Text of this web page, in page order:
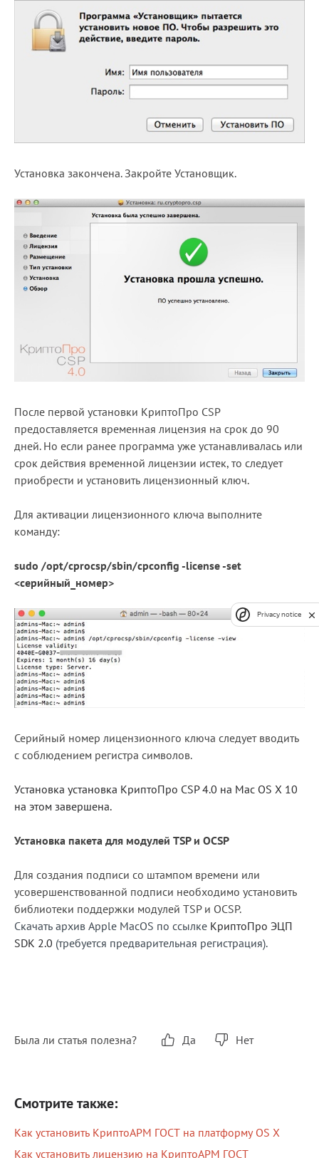
Установка закончена. Закройте Установщик.
После первой установки КриптоПро CSP
предоставляется временная лицензия на срок до 90
дней. Но если ранее программа уже устанавливалась или
срок действия временной лицензии истек, то следует
приобрести и установить лицензионный ключ.
Для активации лицензионного ключа выполните
команду:
sudo /opt/cprocsp/sbin/cpconfig -license -set
<серийный_номер>
Серийный номер лицензионного ключа следует вводить
с соблюдением регистра символов.
Установка установка КриптоПро CSP 4.0 на Mac OS X 10
на этом завершена.
Установка пакета для модулей TSP и OCSP
Для создания подписи со штампом времени или
усовершенствованной подписи необходимо установить
библиотеки поддержки модулей TSP и OCSP.
Скачать архив Apple MacOS по ссылке КриптоПро ЭЦП
SDK 2.0 (требуется предварительная регистрация).
Была ли статья полезна? Да Нет
Смотрите также:
Как установить КриптоАРМ ГОСТ на платформу OS X
Как установить лицензию на КриптоАРМ ГОСТ
Privacy notice